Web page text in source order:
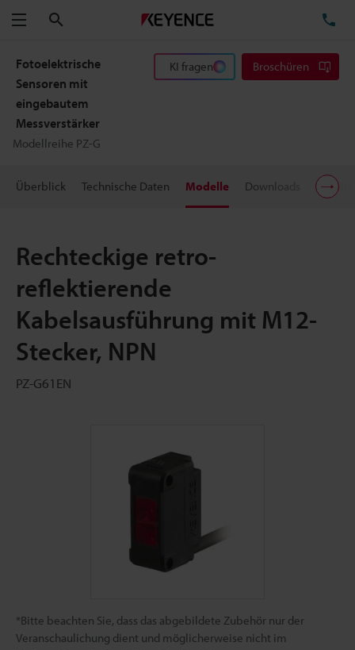
Menü
Fotoelektrische
Sensoren mit
eingebautem
Messverstärker
Modellreihe PZ-G
KI fragen Broschüren
Überblick Technische Daten Modelle Downloads
Rechteckige retro-
reflektierende
Kabelsausführung mit M12-
Stecker, NPN
PZ-G61EN
*Bitte beachten Sie, dass das abgebildete Zubehör nur der
Veranschaulichung dient und möglicherweise nicht im